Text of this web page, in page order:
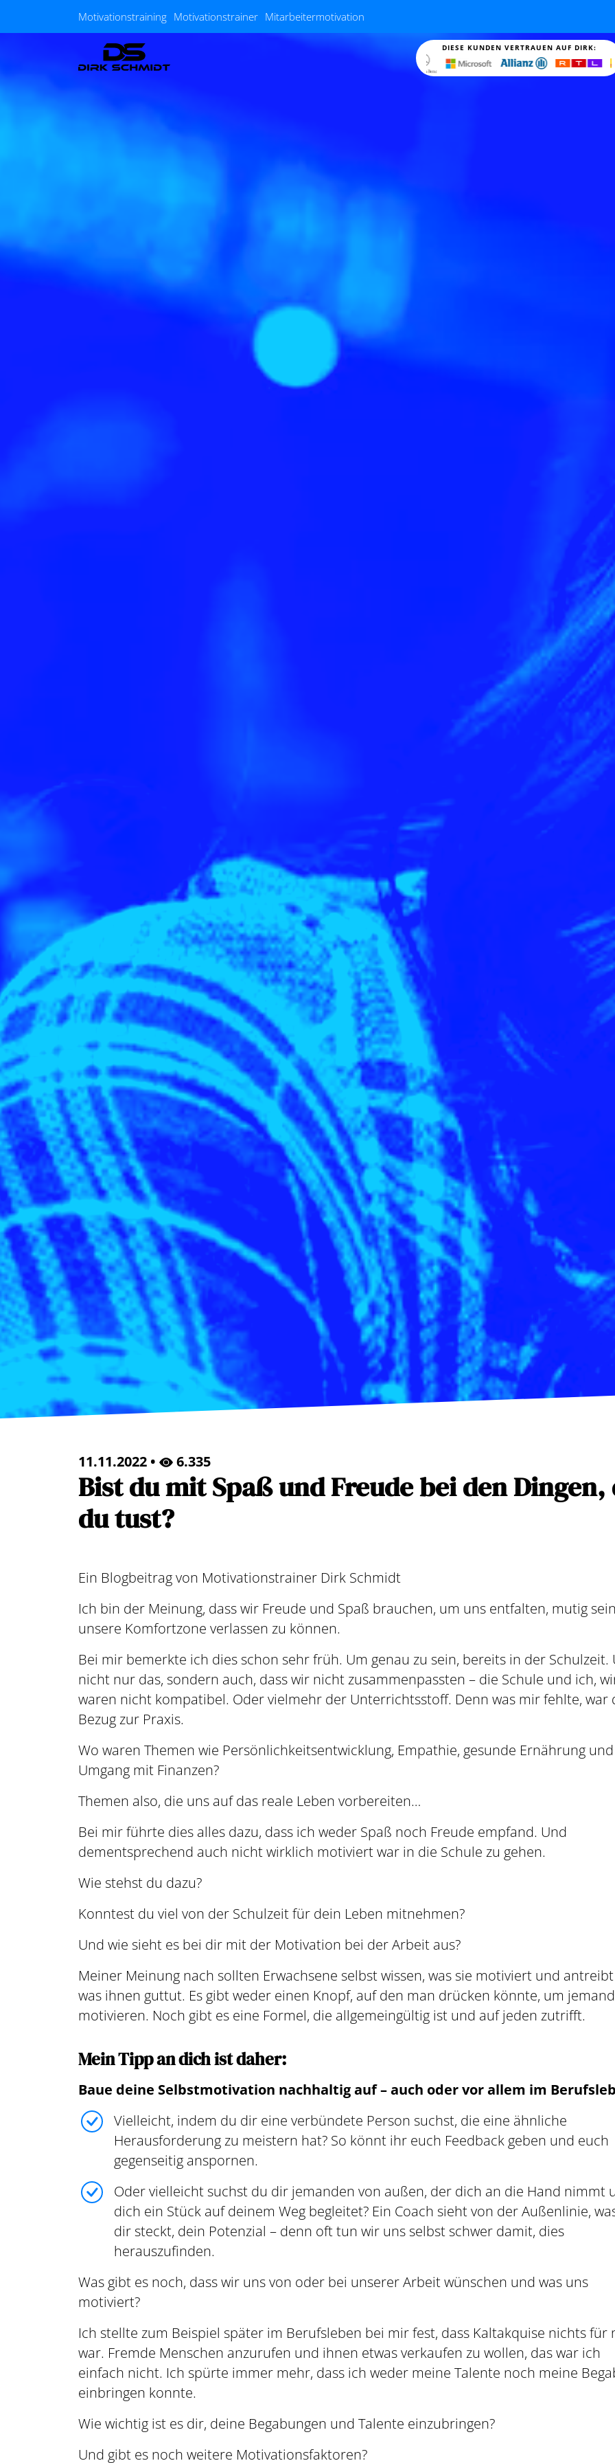
Zum Hauptinhalt springen
Motivationstraining Motivationstrainer Mitarbeitermotivation
DIESE KUNDEN VERTRAUEN AUF DIRK:
11.11.2022 • 6.335
Bist du mit Spaß und Freude bei den Dingen,
du tust?
Ein Blogbeitrag von Motivationstrainer Dirk Schmidt
Ich bin der Meinung, dass wir Freude und Spaß brauchen, um uns entfalten, mutig
unsere Komfortzone verlassen zu können.
Bei mir bemerkte ich dies schon sehr früh. Um genau zu sein, bereits in der Schulzeit.
nicht nur das, sondern auch, dass wir nicht zusammenpassten – die Schule und ich,
waren nicht kompatibel. Oder vielmehr der Unterrichtsstoff. Denn was mir fehlte, war
Bezug zur Praxis.
Wo waren Themen wie Persönlichkeitsentwicklung, Empathie, gesunde Ernährung
Umgang mit Finanzen?
Themen also, die uns auf das reale Leben vorbereiten…
Bei mir führte dies alles dazu, dass ich weder Spaß noch Freude empfand. Und
dementsprechend auch nicht wirklich motiviert war in die Schule zu gehen.
Wie stehst du dazu?
Konntest du viel von der Schulzeit für dein Leben mitnehmen?
Und wie sieht es bei dir mit der Motivation bei der Arbeit aus?
Meiner Meinung nach sollten Erwachsene selbst wissen, was sie motiviert und
was ihnen guttut. Es gibt weder einen Knopf, auf den man drücken könnte, um
motivieren. Noch gibt es eine Formel, die allgemeingültig ist und auf jeden zutrifft.
Mein Tipp an dich ist daher:
Baue deine Selbstmotivation nachhaltig auf – auch oder vor allem im
Vielleicht, indem du dir eine verbündete Person suchst, die eine ähnliche
Herausforderung zu meistern hat? So könnt ihr euch Feedback geben und euch
gegenseitig anspornen.
Oder vielleicht suchst du dir jemanden von außen, der dich an die Hand nimmt
dich ein Stück auf deinem Weg begleitet? Ein Coach sieht von der Außenlinie,
dir steckt, dein Potenzial – denn oft tun wir uns selbst schwer damit, dies
herauszufinden.
Was gibt es noch, dass wir uns von oder bei unserer Arbeit wünschen und was uns
motiviert?
Ich stellte zum Beispiel später im Berufsleben bei mir fest, dass Kaltakquise nichts für
war. Fremde Menschen anzurufen und ihnen etwas verkaufen zu wollen, das war ich
einfach nicht. Ich spürte immer mehr, dass ich weder meine Talente noch meine
einbringen konnte.
Wie wichtig ist es dir, deine Begabungen und Talente einzubringen?
Und gibt es noch weitere Motivationsfaktoren?